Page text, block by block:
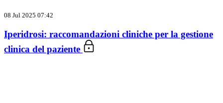
08 Jul 2025 07:42
Iperidrosi: raccomandazioni cliniche per la gestione
clinica del paziente